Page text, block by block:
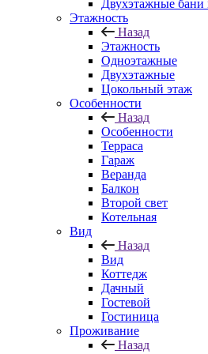
Двухэтажные бани
Этажность
Назад
Этажность
Одноэтажные
Двухэтажные
Цокольный этаж
Особенности
Назад
Особенности
Терраса
Гараж
Веранда
Балкон
Второй свет
Котельная
Вид
Назад
Вид
Коттедж
Дачный
Гостевой
Гостиница
Проживание
Назад